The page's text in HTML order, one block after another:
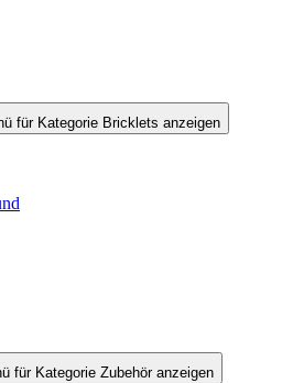
für Kategorie Bricklets anzeigen
für Kategorie Zubehör anzeigen